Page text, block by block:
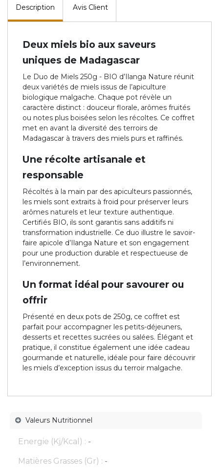
Description Avis Client
Deux miels bio aux saveurs
uniques de Madagascar
Le Duo de Miels 250g - BIO d’Ilanga Nature réunit
deux variétés de miels issus de l’apiculture
biologique malgache. Chaque pot révèle un
caractère distinct : douceur florale, arômes fruités
ou notes plus boisées selon les récoltes. Ce coffret
met en avant la diversité des terroirs de
Madagascar à travers des miels purs et raffinés.
Une récolte artisanale et
responsable
Récoltés à la main par des apiculteurs passionnés,
les miels sont extraits à froid pour préserver leurs
arômes naturels et leur texture authentique.
Certifiés BIO, ils sont garantis sans additifs ni
transformation industrielle. Ce duo illustre le savoir-
faire apicole d’Ilanga Nature et son engagement
pour une production durable et respectueuse de
l’environnement.
Un format idéal pour savourer ou
offrir
Présenté en deux pots de 250g, ce coffret est
parfait pour accompagner les petits-déjeuners,
desserts et recettes sucrées ou salées. Élégant et
pratique, il constitue également une idée cadeau
gourmande et naturelle, idéale pour faire découvrir
les miels d’exception issus du terroir malgache.
Valeurs Nutritionnel
Energie (Kj/Kcal) : -
Matières Grasses (Gr) : -